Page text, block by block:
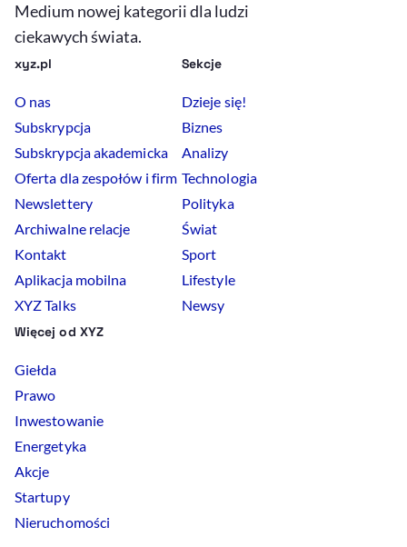
Medium nowej kategorii dla ludzi
ciekawych świata.
xyz.pl
O nas
Subskrypcja
Subskrypcja akademicka
Oferta dla zespołów i firm
Newslettery
Archiwalne relacje
Kontakt
Aplikacja mobilna
XYZ Talks
Sekcje
Dzieje się!
Biznes
Analizy
Technologia
Polityka
Świat
Sport
Lifestyle
Newsy
Więcej od XYZ
Giełda
Prawo
Inwestowanie
Energetyka
Akcje
Startupy
Nieruchomości